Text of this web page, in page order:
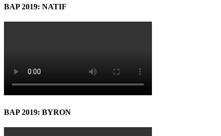
BAP 2019: NATIF
BAP 2019: BYRON